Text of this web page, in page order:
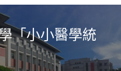
「小小醫學統